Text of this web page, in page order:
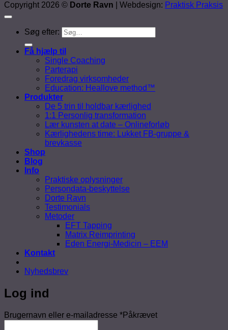
Copyright 2026 © Dorte Ravn | Webdesign: Praktisk Praksis
Søg efter:
Få hjælp til
Single Coaching
Parterapi
Foredrag virksomheder
Education: Heallove method™
Produkter
De 5 trin til holdbar kærlighed
1:1 Personlig transformation
Lær kunsten at date – Onlineforløb
Kærlighedens time: Lukket FB-gruppe &
brevkasse
Shop
Blog
Info
Praktiske oplysninger
Persondata-beskyttelse
Dorte Ravn
Testimonials
Metoder
EFT Tapping
Matrix Reimprinting
Eden Energi-Medicin – EEM
Kontakt
Nyhedsbrev
Log ind
Brugernavn eller e-mailadresse *Påkrævet